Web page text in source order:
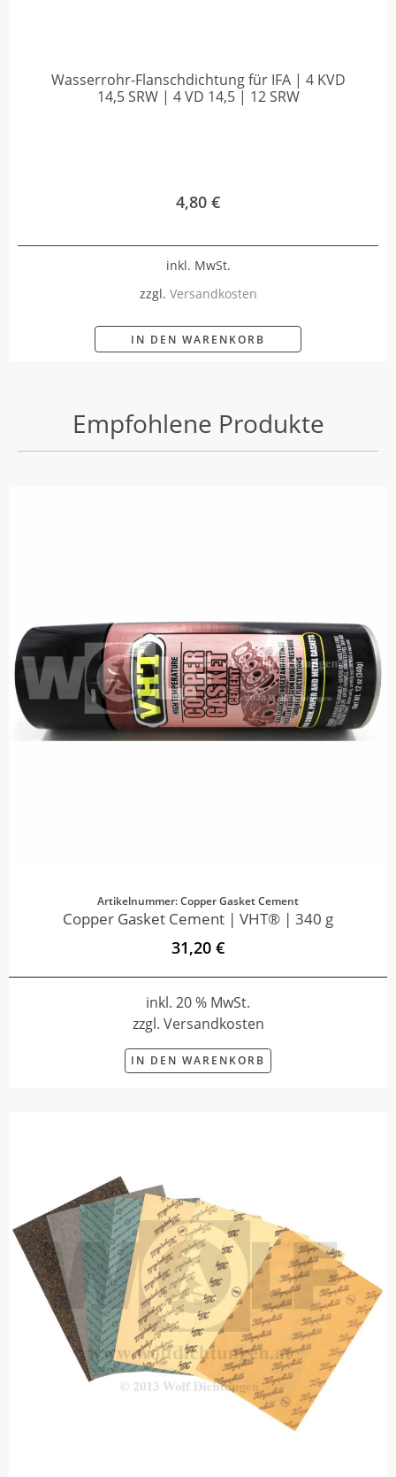
Wasserrohr-Flanschdichtung für IFA | 4 KVD
14,5 SRW | 4 VD 14,5 | 12 SRW
4,80 €
inkl. MwSt.
zzgl. Versandkosten
IN DEN WARENKORB
Empfohlene Produkte
Artikelnummer: Copper Gasket Cement
Copper Gasket Cement | VHT® | 340 g
31,20 €
inkl. 20 % MwSt.
zzgl. Versandkosten
IN DEN WARENKORB